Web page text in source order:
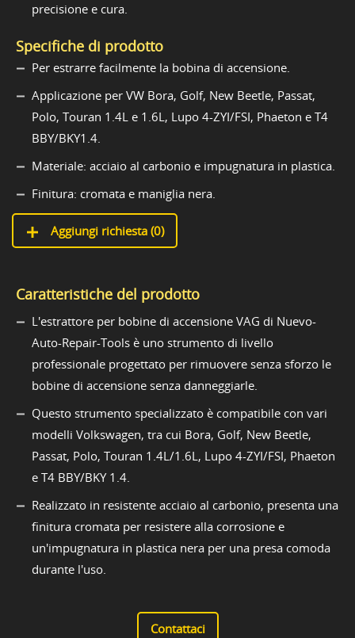
precisione e cura.
Specifiche di prodotto
Per estrarre facilmente la bobina di accensione.
Applicazione per VW Bora, Golf, New Beetle, Passat,
Polo, Touran 1.4L e 1.6L, Lupo 4-ZYI/FSI, Phaeton e T4
BBY/BKY1.4.
Materiale: acciaio al carbonio e impugnatura in plastica.
Finitura: cromata e maniglia nera.
Aggiungi richiesta (0)
Caratteristiche del prodotto
L'estrattore per bobine di accensione VAG di Nuevo-
Auto-Repair-Tools è uno strumento di livello
professionale progettato per rimuovere senza sforzo le
bobine di accensione senza danneggiarle.
Questo strumento specializzato è compatibile con vari
modelli Volkswagen, tra cui Bora, Golf, New Beetle,
Passat, Polo, Touran 1.4L/1.6L, Lupo 4-ZYI/FSI, Phaeton
e T4 BBY/BKY 1.4.
Realizzato in resistente acciaio al carbonio, presenta una
finitura cromata per resistere alla corrosione e
un'impugnatura in plastica nera per una presa comoda
durante l'uso.
Contattaci